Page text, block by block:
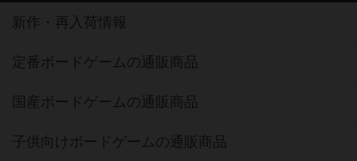
新作・再入荷情報
定番ボードゲームの通販商品
国産ボードゲームの通販商品
子供向けボードゲームの通販商品